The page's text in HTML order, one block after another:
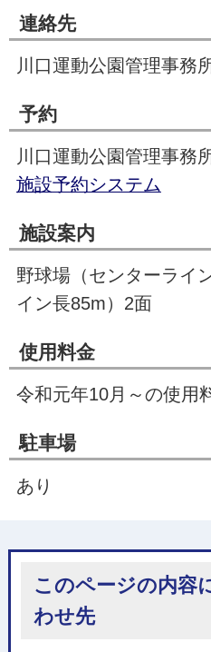
連絡先
川口運動公園管理事務
予約
川口運動公園管理事務
施設予約システム
施設案内
野球場（センターライ
イン長85m）2面
使用料金
令和元年10月～の使用
駐車場
あり
このページの内容
わせ先